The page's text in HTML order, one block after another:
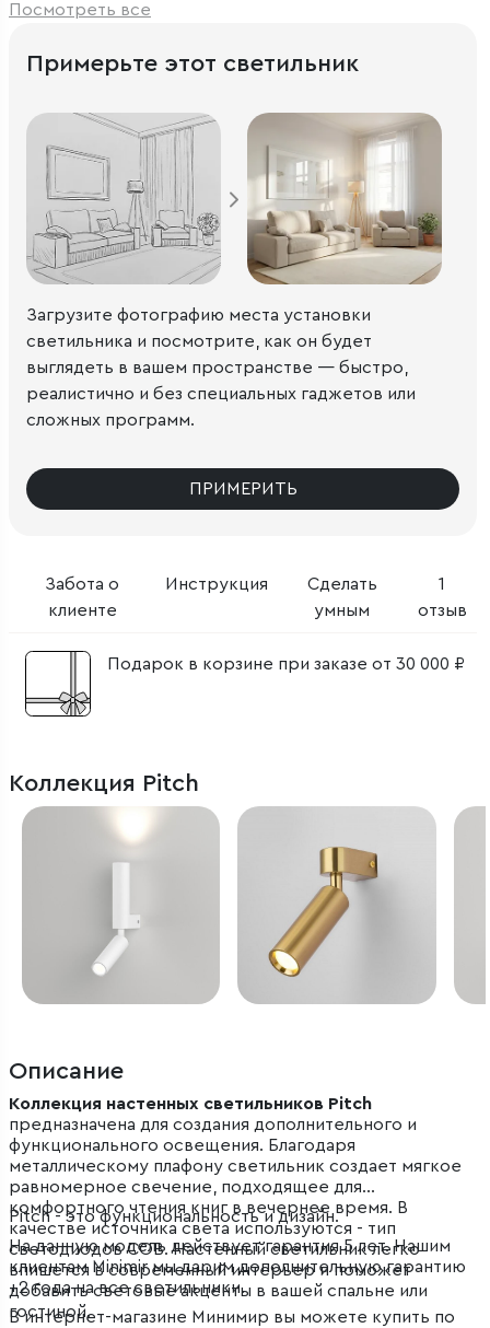
Посмотреть все
Забота о
клиенте
Инструкция
Сделать
умным
1
отзыв
Подарок в корзине при заказе от 30 000 ₽
Примерьте этот светильник
Загрузите фотографию места установки
светильника и посмотрите, как он будет
выглядеть в вашем пространстве — быстро,
реалистично и без специальных гаджетов или
сложных программ.
ПРИМЕРИТЬ
Коллекция Pitch
Описание
Коллекция настенных светильников Pitch
предназначена для создания дополнительного и
функционального освещения. Благодаря
металлическому плафону светильник создает мягкое
равномерное свечение, подходящее для
комфортного чтения книг в вечернее время. В
качестве источника света используются - тип
светодиодов COB. Настенный светильник легко
впишется в современный интерьер и поможет
добавить световые акценты в вашей спальне или
гостиной.
Pitch - это функциональность и дизайн.
На данную модель действует гарантия 5 лет. Нашим
клиентам Minimir мы дарим дополнительную гарантию
+2 года на все светильники.
В интернет-магазине Минимир вы можете купить по